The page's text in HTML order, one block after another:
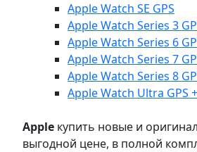
Apple Watch SE GPS
Apple Watch Series 3
Apple Watch Series 6
Apple Watch Series 7
Apple Watch Series 8
Apple Watch Ultra GPS
Apple купить новые и
выгодной цене, в полной